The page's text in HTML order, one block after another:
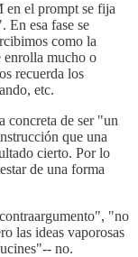
en el prompt se fija
En esa fase se
como la
enrolla mucho o
recuerda los
etc.
concreta de ser "un
que una
cierto. Por lo
de una forma
"no
las ideas vaporosas
no.